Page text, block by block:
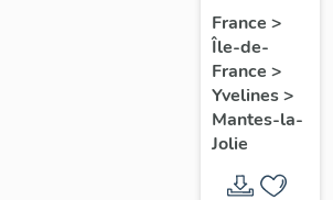
de
l'étude
France >
Île-de-
France >
Yvelines>
Mantes-la-
Jolie